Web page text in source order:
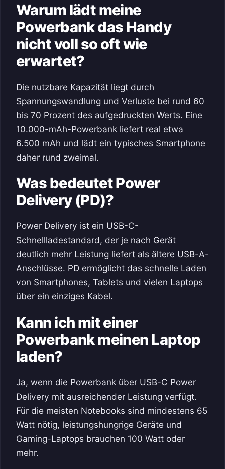
Warum lädt meine
Powerbank das Handy
nicht voll so oft wie
erwartet?
Die nutzbare Kapazität liegt durch
Spannungswandlung und Verluste bei rund 60
bis 70 Prozent des aufgedruckten Werts. Eine
10.000-mAh-Powerbank liefert real etwa
6.500 mAh und lädt ein typisches Smartphone
daher rund zweimal.
Was bedeutet Power
Delivery (PD)?
Power Delivery ist ein USB-C-
Schnellladestandard, der je nach Gerät
deutlich mehr Leistung liefert als ältere USB-A-
Anschlüsse. PD ermöglicht das schnelle Laden
von Smartphones, Tablets und vielen Laptops
über ein einziges Kabel.
Kann ich mit einer
Powerbank meinen Laptop
laden?
Ja, wenn die Powerbank über USB-C Power
Delivery mit ausreichender Leistung verfügt.
Für die meisten Notebooks sind mindestens 65
Watt nötig, leistungshungrige Geräte und
Gaming-Laptops brauchen 100 Watt oder
mehr.